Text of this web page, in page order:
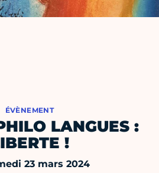
ÉVÈNEMENT
LANGUES :
!
23 mars 2024